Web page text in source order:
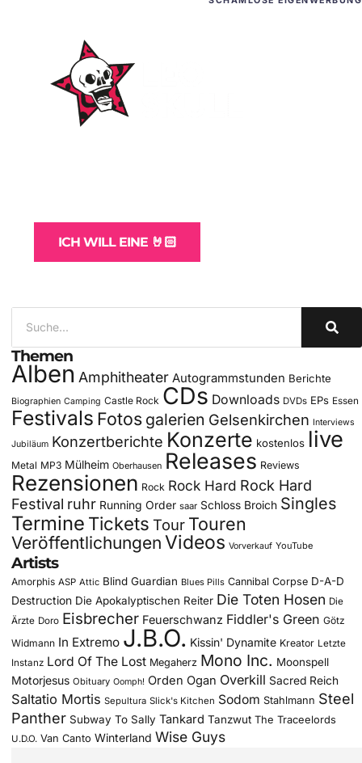
ICH WILL EINE 🤘🏻
Themen
Alben Amphitheater Autogrammstunden Berichte
Biographien Camping Castle Rock CDs Downloads DVDs EPs Essen
Festivals Fotos galerien Gelsenkirchen Interviews
Jubiläum Konzertberichte Konzerte kostenlos live
Metal MP3 Mülheim Oberhausen Releases Reviews
Rezensionen Rock Rock Hard Rock Hard
Festival ruhr Running Order saar Schloss Broich Singles
Termine Tickets Tour Touren
Veröffentlichungen Videos Vorverkauf YouTube
Artists
Amorphis ASP Attic Blind Guardian Blues Pills Cannibal Corpse D-A-D
Destruction Die Apokalyptischen Reiter Die Toten Hosen Die
Ärzte Doro Eisbrecher Feuerschwanz Fiddler's Green Götz
Widmann In Extremo J.B.O. Kissin' Dynamite Kreator Letzte
Instanz Lord Of The Lost Megaherz Mono Inc. Moonspell
Motorjesus Obituary Oomph! Orden Ogan Overkill Sacred Reich
Saltatio Mortis Sepultura Slick's Kitchen Sodom Stahlmann Steel
Panther Subway To Sally Tankard Tanzwut The Traceelords
U.D.O. Van Canto Winterland Wise Guys